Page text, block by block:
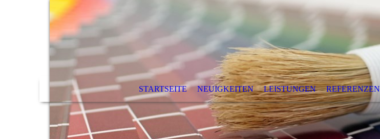
STARTSEITE NEUIGKEITEN LEISTUNGEN REFERENZEN